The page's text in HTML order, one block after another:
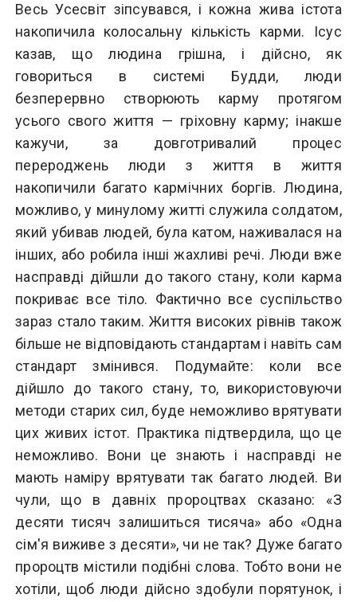
Весь Усесвіт зіпсувався, і кожна жива істота
накопичила колосальну кількість карми. Ісус
казав, що людина грішна, і дійсно, як
говориться в системі Будди, люди
безперервно створюють карму протягом
усього свого життя — гріховну карму; інакше
кажучи, за довготривалий процес
перероджень люди з життя в життя
накопичили багато кармічних боргів. Людина,
можливо, у минулому житті служила солдатом,
який убивав людей, була катом, наживалася на
інших, або робила інші жахливі речі. Люди вже
насправді дійшли до такого стану, коли карма
покриває все тіло. Фактично все суспільство
зараз стало таким. Життя високих рівнів також
більше не відповідають стандартам і навіть сам
стандарт змінився. Подумайте: коли все
дійшло до такого стану, то, використовуючи
методи старих сил, буде неможливо врятувати
цих живих істот. Практика підтвердила, що це
неможливо. Вони це знають і насправді не
мають наміру врятувати так багато людей. Ви
чули, що в давніх пророцтвах сказано: «З
десяти тисяч залишиться тисяча» або «Одна
сім'я виживе з десяти», чи не так? Дуже багато
пророцтв містили подібні слова. Тобто вони не
хотіли, щоб люди дійсно здобули порятунок, і